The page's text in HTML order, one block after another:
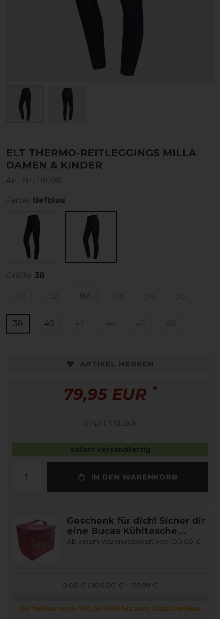
ELT THERMO-REITLEGGINGS MILLA
DAMEN & KINDER
Art.-Nr.: 18098
Farbe: tiefblau
Größe: 38
164
38 40
ARTIKEL MERKEN
79,95 EUR *
Inhalt 1 Stück
sofort versandfertig
IN DEN WARENKORB
Geschenk für dich! Sicher dir
eine Bucas Kühltasche...
Ab einem Warenkorbwert von 100,00 €
0,00 € / 100,00 € – 199,99 €
Dir fehlen noch 100,00 EUR bis zum Gratis-Artikel